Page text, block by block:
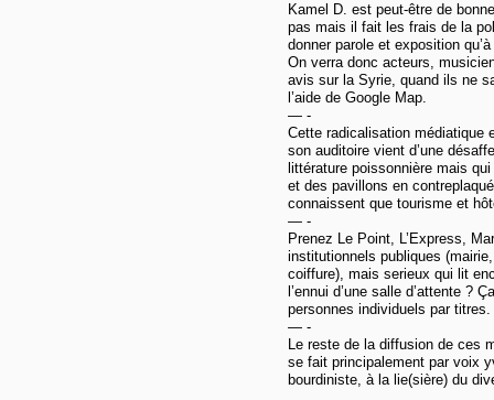
Kamel D. est peut-être de
pas mais il fait les frais de la
donner parole et exposition
On verra donc acteurs,
avis sur la Syrie, quand ils ne
l’aide de Google Map.
— -
Cette radicalisation médiatique
son auditoire vient d’une
littérature poissonnière mais
et des pavillons en
connaissent que tourisme et
— -
Prenez Le Point, L’Express,
institutionnels publiques
coiffure), mais serieux qui lit
l’ennui d’une salle d’attente ?
personnes individuels par titres.
— -
Le reste de la diffusion de ces
se fait principalement par voix
bourdiniste, à la lie(sière) du